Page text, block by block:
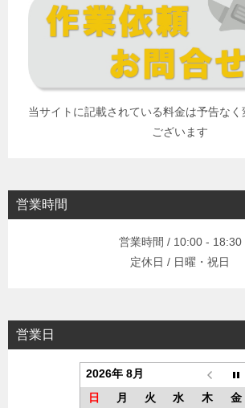
当サイトに記載されている料金は予告な
ございます
営業時間
営業時間 / 10:00 - 18:30
定休日 / 日曜・祝日
営業日
2026年 8月
日
月 火 水 木 金